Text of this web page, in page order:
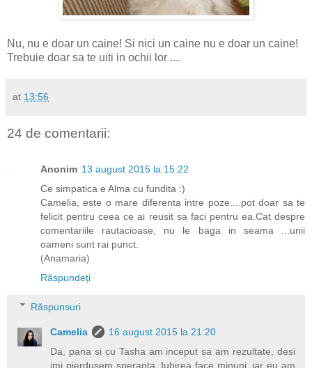
Nu, nu e doar un caine! Si nici un caine nu e doar un caine!
Trebuie doar sa te uiti in ochii lor ....
at 13:56
24 de comentarii:
Anonim 13 august 2015 la 15:22
Ce simpatica e Alma cu fundita :)
Camelia, este o mare diferenta intre poze....pot doar sa te
felicit pentru ceea ce ai reusit sa faci pentru ea.Cat despre
comentariile rautacioase, nu le baga in seama ...unii
oameni sunt rai punct.
(Anamaria)
Răspundeți
Răspunsuri
Camelia
16 august 2015 la 21:20
Da, pana si cu Tasha am inceput sa am rezultate, desi
imi pierdusem speranta. Iubirea face minuni, iar eu am